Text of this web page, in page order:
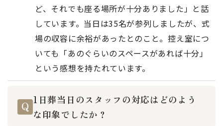
ど、それでも座る場所が十分ありました」と話
しています。当日は35名が参列しましたが、式
場の収容に余裕があったとのこと。控え室につ
いても「あのぐらいのスペースがあれば十分」
という感想を持たれています。
1日葬当日のスタッフの対応はどのよう
な印象でしたか？